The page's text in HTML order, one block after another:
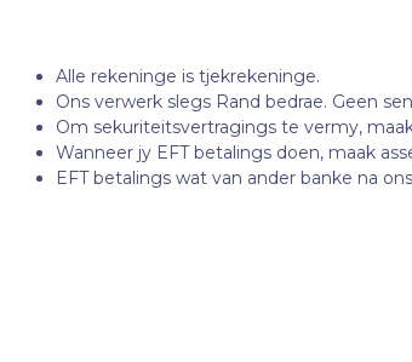
Alle rekeninge is tjekrekeninge.
Ons verwerk slegs Rand bedrae. Geen
Om sekuriteitsvertragings te vermy,
Wanneer jy EFT betalings doen, maak
EFT betalings wat van ander banke na